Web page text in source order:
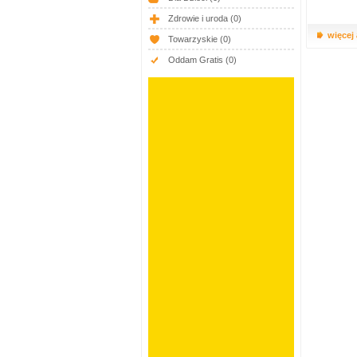
Zdrowie i uroda (0)
Towarzyskie (0)
Oddam Gratis (0)
więcej